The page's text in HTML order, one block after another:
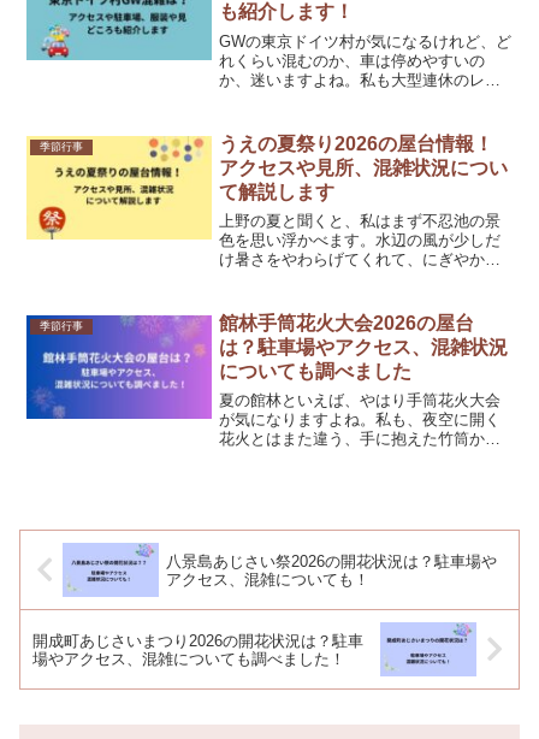
も紹介します！
GWの東京ドイツ村が気になるけれど、ど
れくらい混むのか、車は停めやすいの
か、迷いますよね。私も大型連休のレジ
たくなります。東京ドイツ村は園内を車
で移動できる珍しいタイプ...
季節行事
うえの夏祭り2026の屋台情報！
アクセスや見所、混雑状況につい
て解説します
上野の夏と聞くと、私はまず不忍池の景
色を思い浮かべます。水辺の風が少しだ
け暑さをやわらげてくれて、にぎやかな
な上野らしさをまとめて味わえるイベン
トとして毎年注目されてい...
季節行事
館林手筒花火大会2026の屋台
は？駐車場やアクセス、混雑状況
についても調べました
夏の館林といえば、やはり手筒花火大会
が気になりますよね。私も、夜空に開く
花火とはまた違う、手に抱えた竹筒から
八景島あじさい祭2026の開花状況は？駐車場や
アクセス、混雑についても！
開成町あじさいまつり2026の開花状況は？駐車
場やアクセス、混雑についても調べました！